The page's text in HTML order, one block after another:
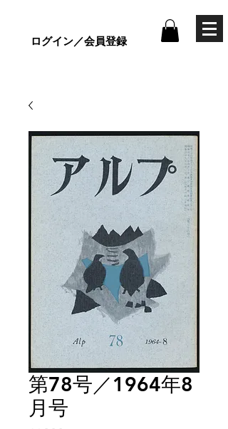
ログイン／会員登録
第78号／1964年8
月号